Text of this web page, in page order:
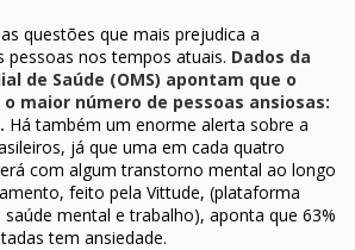
questões que mais prejudica a
pessoas nos tempos atuais. Dados da
de Saúde (OMS) apontam que o
maior número de pessoas ansiosas:
Há também um enorme alerta sobre a
já que uma em cada quatro
com algum transtorno mental ao longo
feito pela Vittude, (plataforma
mental e trabalho), aponta que 63%
tem ansiedade.